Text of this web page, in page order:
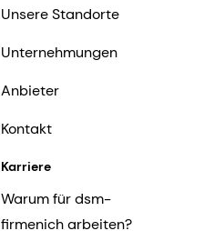
Unsere Standorte
Unternehmungen
Anbieter
Kontakt
Karriere
Warum für dsm-
firmenich arbeiten?